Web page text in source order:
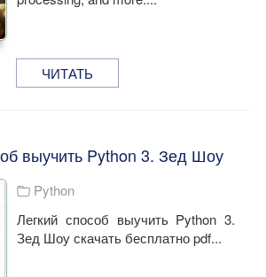
ЧИТАТЬ
выучить Python 3. Зед Шоу
Python
Легкий способ выучить Python 3.
Зед Шоу скачать бесплатно pdf...